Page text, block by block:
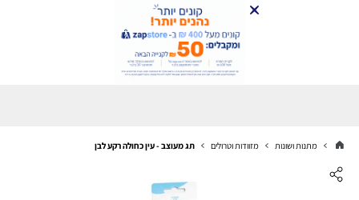
מתנות ושונות מזוודות וטרולים תג מעוצב - עין כחולה רקע לבן